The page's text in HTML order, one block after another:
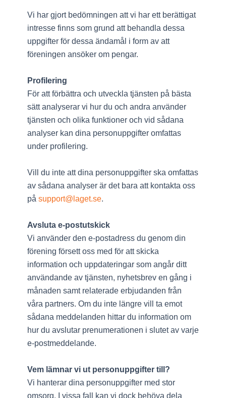
Vi har gjort bedömningen att vi har ett berättigat
intresse finns som grund att behandla dessa
uppgifter för dessa ändamål i form av att
föreningen ansöker om pengar.
Profilering
För att förbättra och utveckla tjänsten på bästa
sätt analyserar vi hur du och andra använder
tjänsten och olika funktioner och vid sådana
analyser kan dina personuppgifter omfattas
under profilering.
Vill du inte att dina personuppgifter ska omfattas
av sådana analyser är det bara att kontakta oss
på support@laget.se.
Avsluta e-postutskick
Vi använder den e-postadress du genom din
förening försett oss med för att skicka
information och uppdateringar som angår ditt
användande av tjänsten, nyhetsbrev en gång i
månaden samt relaterade erbjudanden från
våra partners. Om du inte längre vill ta emot
sådana meddelanden hittar du information om
hur du avslutar prenumerationen i slutet av varje
e-postmeddelande.
Vem lämnar vi ut personuppgifter till?
Vi hanterar dina personuppgifter med stor
omsorg. I vissa fall kan vi dock behöva dela